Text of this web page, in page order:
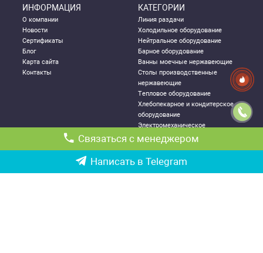
ИНФОРМАЦИЯ
О компании
Новости
Сертификаты
Блог
Карта сайта
Контакты
КАТЕГОРИИ
Линия раздачи
Холодильное оборудование
Нейтральное оборудование
Барное оборудование
Ванны моечные нержавеющие
Столы производственные
нержавеющие
Тепловое оборудование
Хлебопекарное и кондитерское
оборудование
Электромеханическое
оборудование
Посудомоечное оборудование
Стеллажи металлические
Связаться с менеджером
Написать в Telegram